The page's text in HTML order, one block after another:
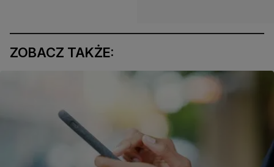
ZOBACZ TAKŻE: